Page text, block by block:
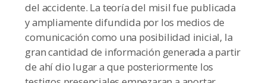
del accidente. La teoría del misil fue publicada
y ampliamente difundida por los medios de
comunicación como una posibilidad inicial, la
gran cantidad de información generada a partir
de ahí dio lugar a que posteriormente los